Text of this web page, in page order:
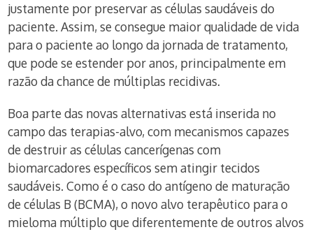
justamente por preservar as células saudáveis do
paciente. Assim, se consegue maior qualidade de vida
para o paciente ao longo da jornada de tratamento,
que pode se estender por anos, principalmente em
razão da chance de múltiplas recidivas.
Boa parte das novas alternativas está inserida no
campo das terapias-alvo, com mecanismos capazes
de destruir as células cancerígenas com
biomarcadores específicos sem atingir tecidos
saudáveis. Como é o caso do antígeno de maturação
de células B (BCMA), o novo alvo terapêutico para o
mieloma múltiplo que diferentemente de outros alvos